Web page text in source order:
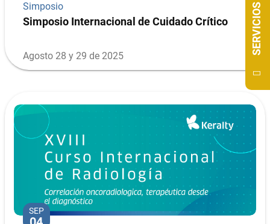
Simposio
Simposio Internacional de Cuidado Crítico
Agosto 28 y 29 de 2025
SEP
SERVICIOS